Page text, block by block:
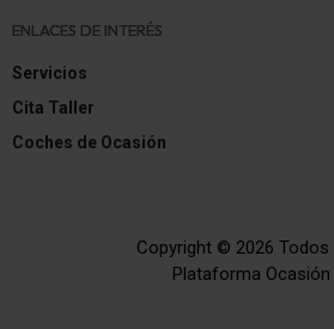
ENLACES DE INTERÉS
Servicios
Cita Taller
Coches de Ocasión
Copyright © 2026
Plataforma Ocasión